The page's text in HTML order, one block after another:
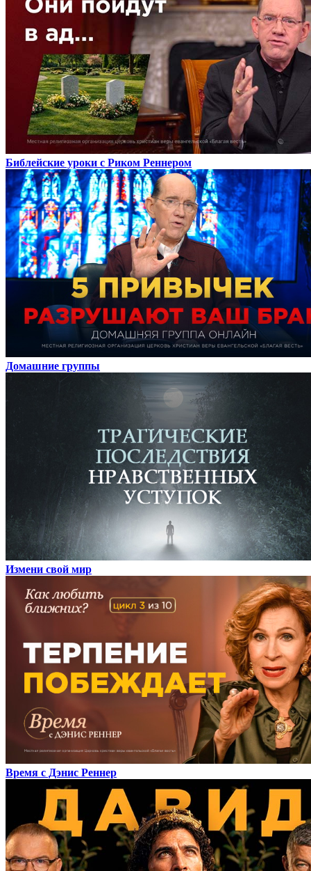
Библейские уроки с Риком Реннером
Домашние группы
Измени свой мир
Время с Дэнис Реннер